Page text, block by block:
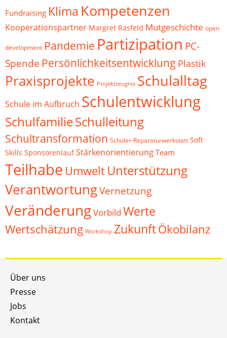
Fundraising Klima Kompetenzen
Kooperationspartner Margret Rasfeld Mutgeschichte open
development Pandemie Partizipation PC-
Spende Persönlichkeitsentwicklung Plastik
Praxisprojekte Projektzeugnis Schulalltag
Schule im Aufbruch Schulentwicklung
SchulfamilieSchulleitung
Schultransformation Schüler-Reparaturwerkstatt Soft
Skills Sponsorenlauf Stärkenorientierung Team
Teilhabe Umwelt Unterstützung
VerantwortungVernetzung
VeränderungVorbild Werte
Wertschätzung Workshop ZukunftÖkobilanz
Über uns
Presse
Jobs
Kontakt